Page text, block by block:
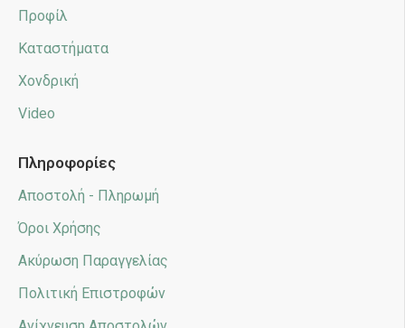
Προφίλ
Καταστήματα
Χονδρική
Video
Πληροφορίες
Αποστολή - Πληρωμή
Όροι Χρήσης
Ακύρωση Παραγγελίας
Πολιτική Επιστροφών